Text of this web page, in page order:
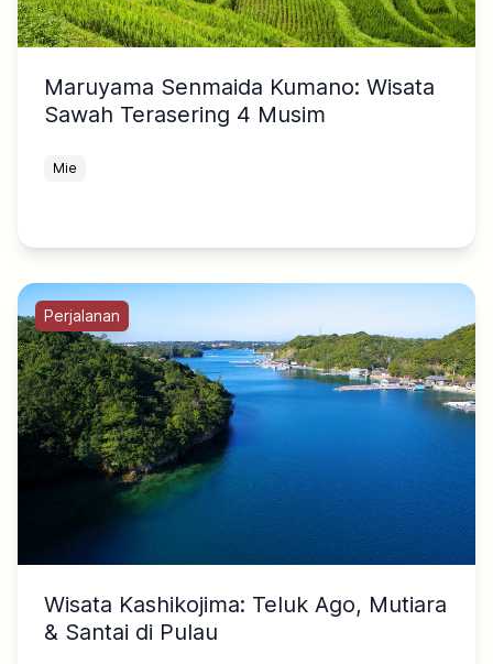
Maruyama Senmaida Kumano: Wisata
Sawah Terasering 4 Musim
Mie
Perjalanan
Wisata Kashikojima: Teluk Ago, Mutiara
& Santai di Pulau